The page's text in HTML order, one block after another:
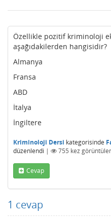
Özellikle pozitif kriminoloji
aşağıdakilerden hangisidir?
Almanya
Fransa
ABD
İtalya
İngiltere
Kriminoloji Dersi kategorisinde
düzenlendi | 755 kez
Cevap
1 cevap